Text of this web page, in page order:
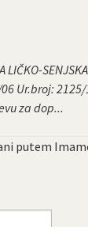
LIČKO-
Ur.broj:
za dop...
putem